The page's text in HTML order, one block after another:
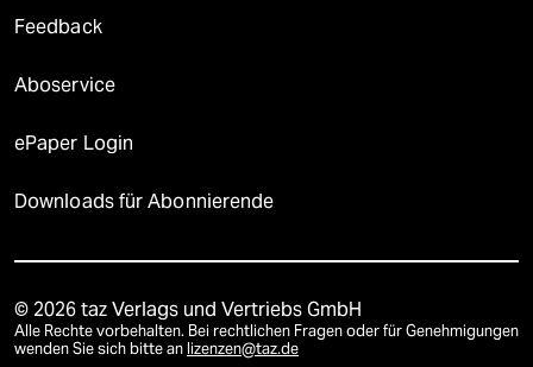
Feedback
Aboservice
ePaper Login
Downloads für Abonnierende
© 2026 taz Verlags und Vertriebs GmbH
Alle Rechte vorbehalten. Bei rechtlichen Fragen oder für Genehmigungen
wenden Sie sich bitte an lizenzen@taz.de